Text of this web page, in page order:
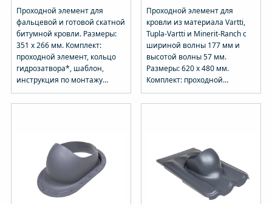
Проходной элемент для
фальцевой и готовой скатной
битумной кровли. Размеры:
351 х 266 мм. Комплект:
проходной элемент, кольцо
гидрозатвора*, шаблон,
инструкция по монтажу
уплотнителя гидрозатвора и
набор крепежа.
на готовую кровлю. *- кольцо
гидрозатвора не входит в
комплектацию для поставки в
Россию.
Проходной элемент для
кровли из материала Vartti,
Tupla-Vartti и Minerit-Ranch c
шириной волны 177 мм и
высотой волны 57 мм.
Размеры: 620 х 480 мм.
Комплект: проходной
элемент. Устанавливается
при монтаже и на готовую